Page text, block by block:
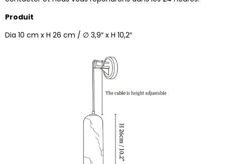
Produit
Dia 10 cm x H 26 cm / ∅ 3,9″ x H 10,2″